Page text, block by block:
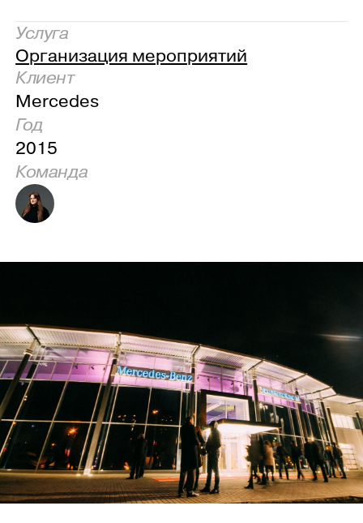
Услуга
Организация мероприятий
Клиент
Mercedes
Год
2015
Команда